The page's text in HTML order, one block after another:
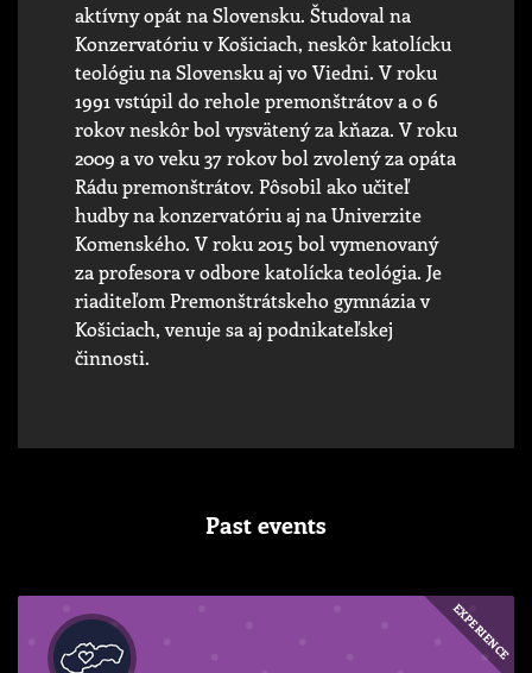
aktívny opát na Slovensku. Študoval na
Konzervatóriu v Košiciach, neskôr katolícku
teológiu na Slovensku aj vo Viedni. V roku
1991 vstúpil do rehole premonštrátov a o 6
rokov neskôr bol vysvätený za kňaza. V roku
2009 a vo veku 37 rokov bol zvolený za opáta
Rádu premonštrátov. Pôsobil ako učiteľ
hudby na konzervatóriu aj na Univerzite
Komenského. V roku 2015 bol vymenovaný
za profesora v odbore katolícka teológia. Je
riaditeľom Premonštrátskeho gymnázia v
Košiciach, venuje sa aj podnikateľskej
činnosti.
Past events
EXPERIENCE